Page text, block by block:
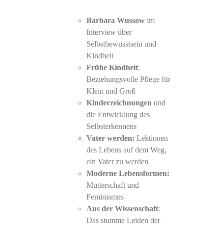
Barbara Wussow im
Interview über
Selbstbewusstsein und
Kindheit
Frühe Kindheit:
Beziehungsvolle Pflege für
Klein und Groß
Kinderzeichnungen und
die Entwicklung des
Selbsterkennens
Vater werden:Lektionen
des Lebens auf dem Weg,
ein Vater zu werden
Moderne Lebensformen:
Mutterschaft und
Feminismus
Aus der Wissenschaft:
Das stumme Leiden der